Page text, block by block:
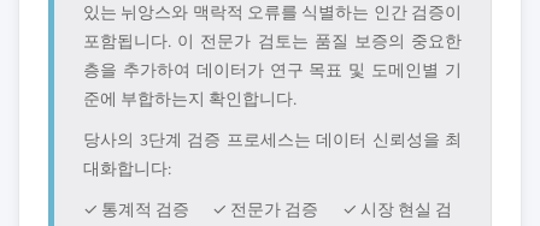
있는 뉘앙스와 맥락적 오류를 식별하는 인간 검증이
포함됩니다. 이 전문가 검토는 품질 보증의 중요한
층을 추가하여 데이터가 연구 목표 및 도메인별 기
준에 부합하는지 확인합니다.
당사의 3단계 검증 프로세스는 데이터 신뢰성을 최
대화합니다:
✓ 통계적 검증
✓ 전문가 검증
✓ 시장 현실 검